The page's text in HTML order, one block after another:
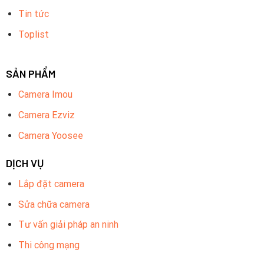
Tin tức
Toplist
SẢN PHẨM
Camera Imou
Camera Ezviz
Camera Yoosee
DỊCH VỤ
Lắp đặt camera
Sửa chữa camera
Tư vấn giải pháp an ninh
Thi công mạng